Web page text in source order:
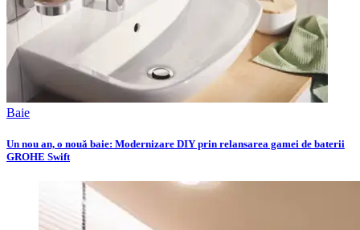
Baie
Un nou an, o nouă baie: Modernizare DIY prin relansarea gamei de baterii
GROHE Swift